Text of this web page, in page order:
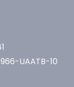
UAATB-10